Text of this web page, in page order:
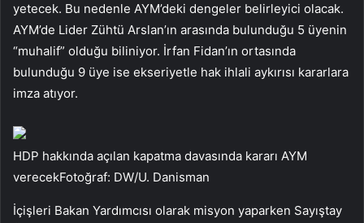
yetecek. Bu nedenle AYM’deki dengeler belirleyici olacak.
AYM’de Lider Zühtü Arslan’ın arasında bulunduğu 5 üyenin
“muhalif” olduğu biliniyor. İrfan Fidan’ın ortasında
bulunduğu 9 üye ise ekseriyetle hak ihlali aykırısı kararlara
imza atıyor.
HDP hakkında açılan kapatma davasında kararı AYM
verecekFotoğraf: DW/U. Danisman
İçişleri Bakan Yardımcısı olarak misyon yaparken Sayıştay